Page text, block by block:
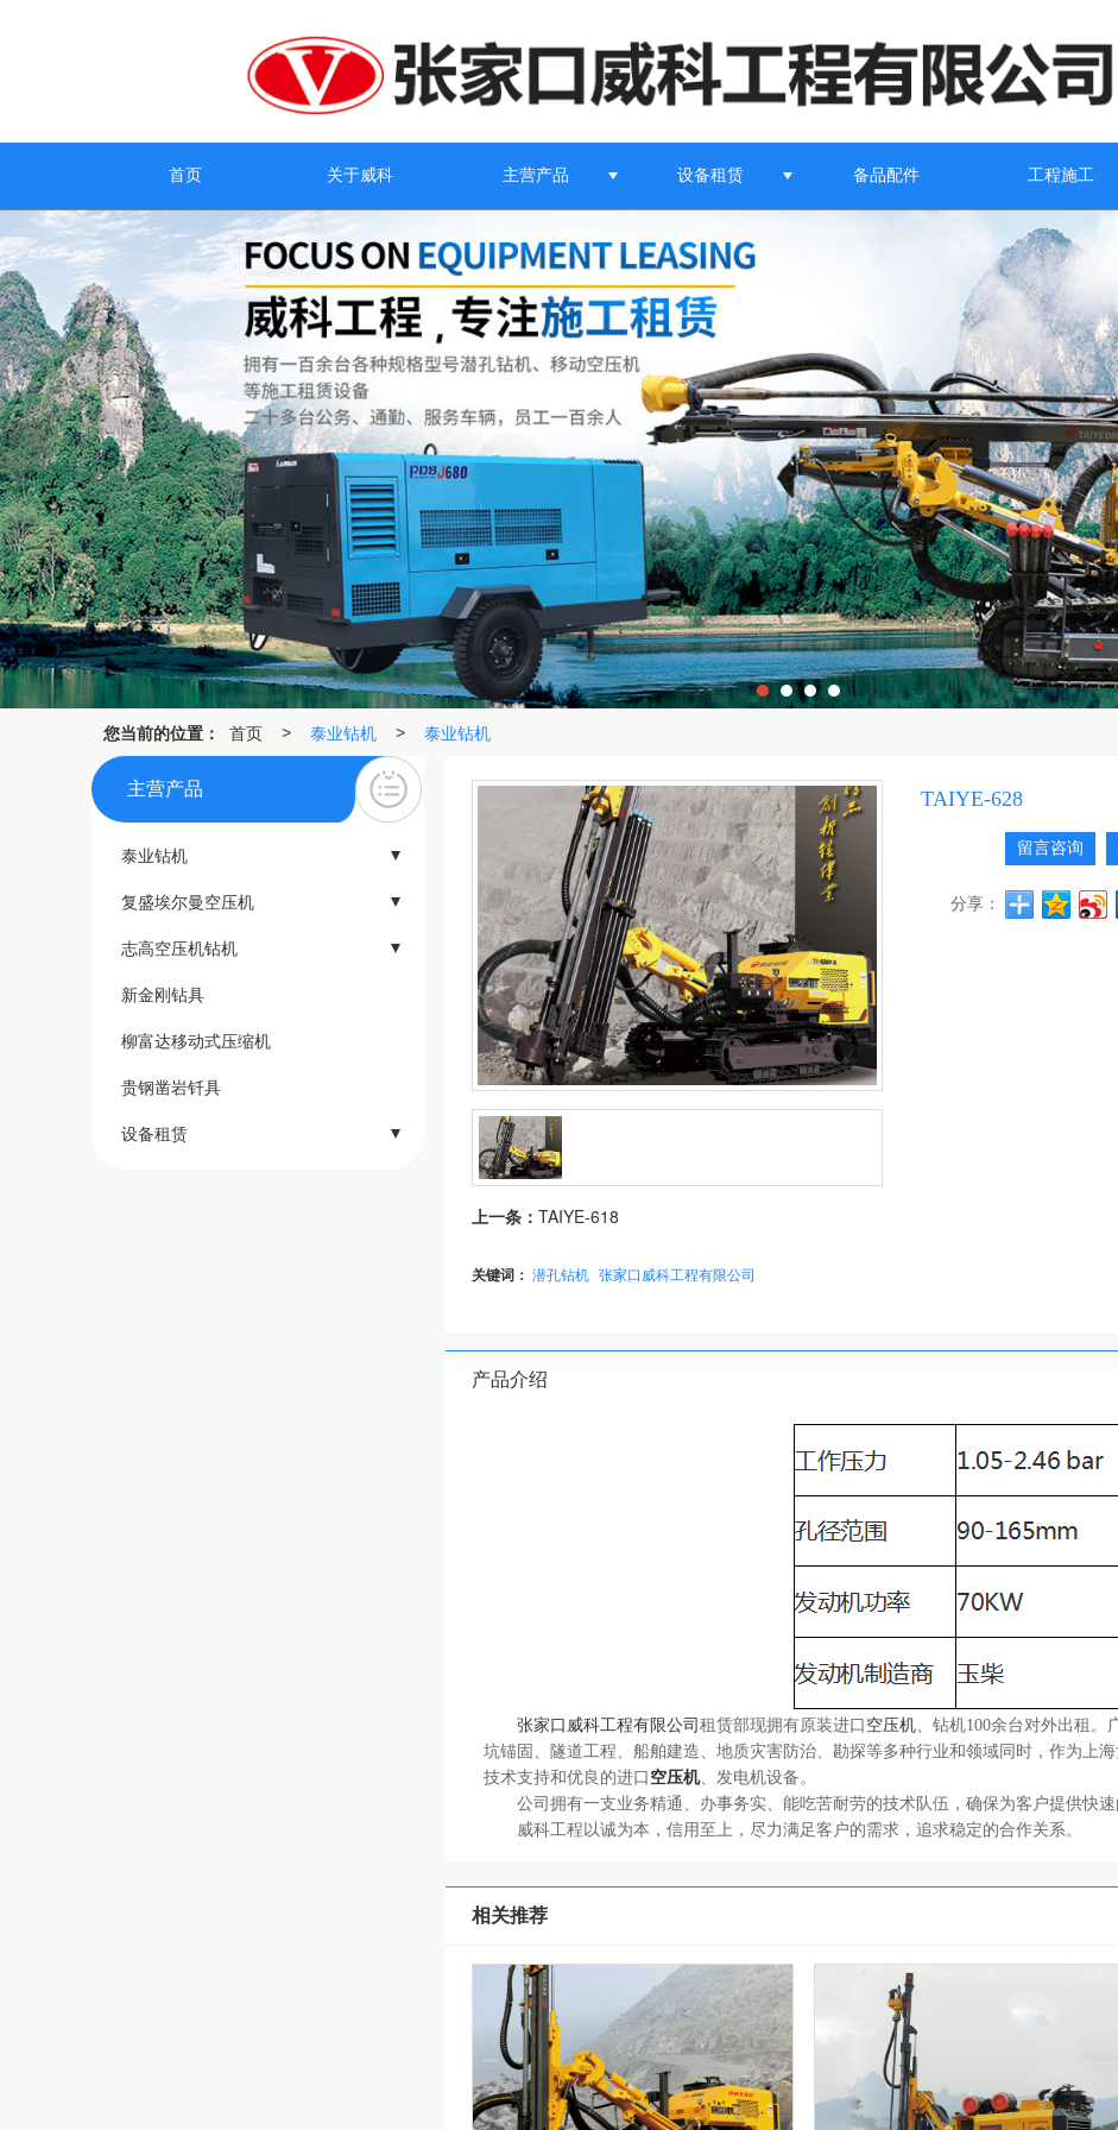
首页 关于威科 主营产品 设备租赁 备品配件 工程施工
您当前的位置： 首页 > 泰业钻机 > 泰业钻机
TAIYE-628
留言咨询
分享：
上一条： TAIYE-618
关键词： 潜孔钻机 张家口威科工程有限公司
产品介绍
张家口威科工程有限公司 租赁部现拥有原装进口 空压机、钻机100余台对外出租。
坑锚固、隧道工程、船舶建造、地质灾害防治、勘探等多种行业和领域同时，作为上
技术支持和优良的进口 空压机、发电机设备。
公司拥有一支业务精通、办事务实、能吃苦耐劳的技术队伍，确保为客户提供快速
威科工程以诚为本，信用至上，尽力满足客户的需求，追求稳定的合作关系。
相关推荐
主营产品
泰业钻机
- 泰业钻机
复盛埃尔曼空压机
- 复盛埃尔曼空压机PES系列
- 复盛埃尔曼空压机PDS系列
志高空压机钻机
- 钻机
- 空压机
新金刚钻具
柳富达移动式压缩机
贵钢凿岩钎具
设备租赁